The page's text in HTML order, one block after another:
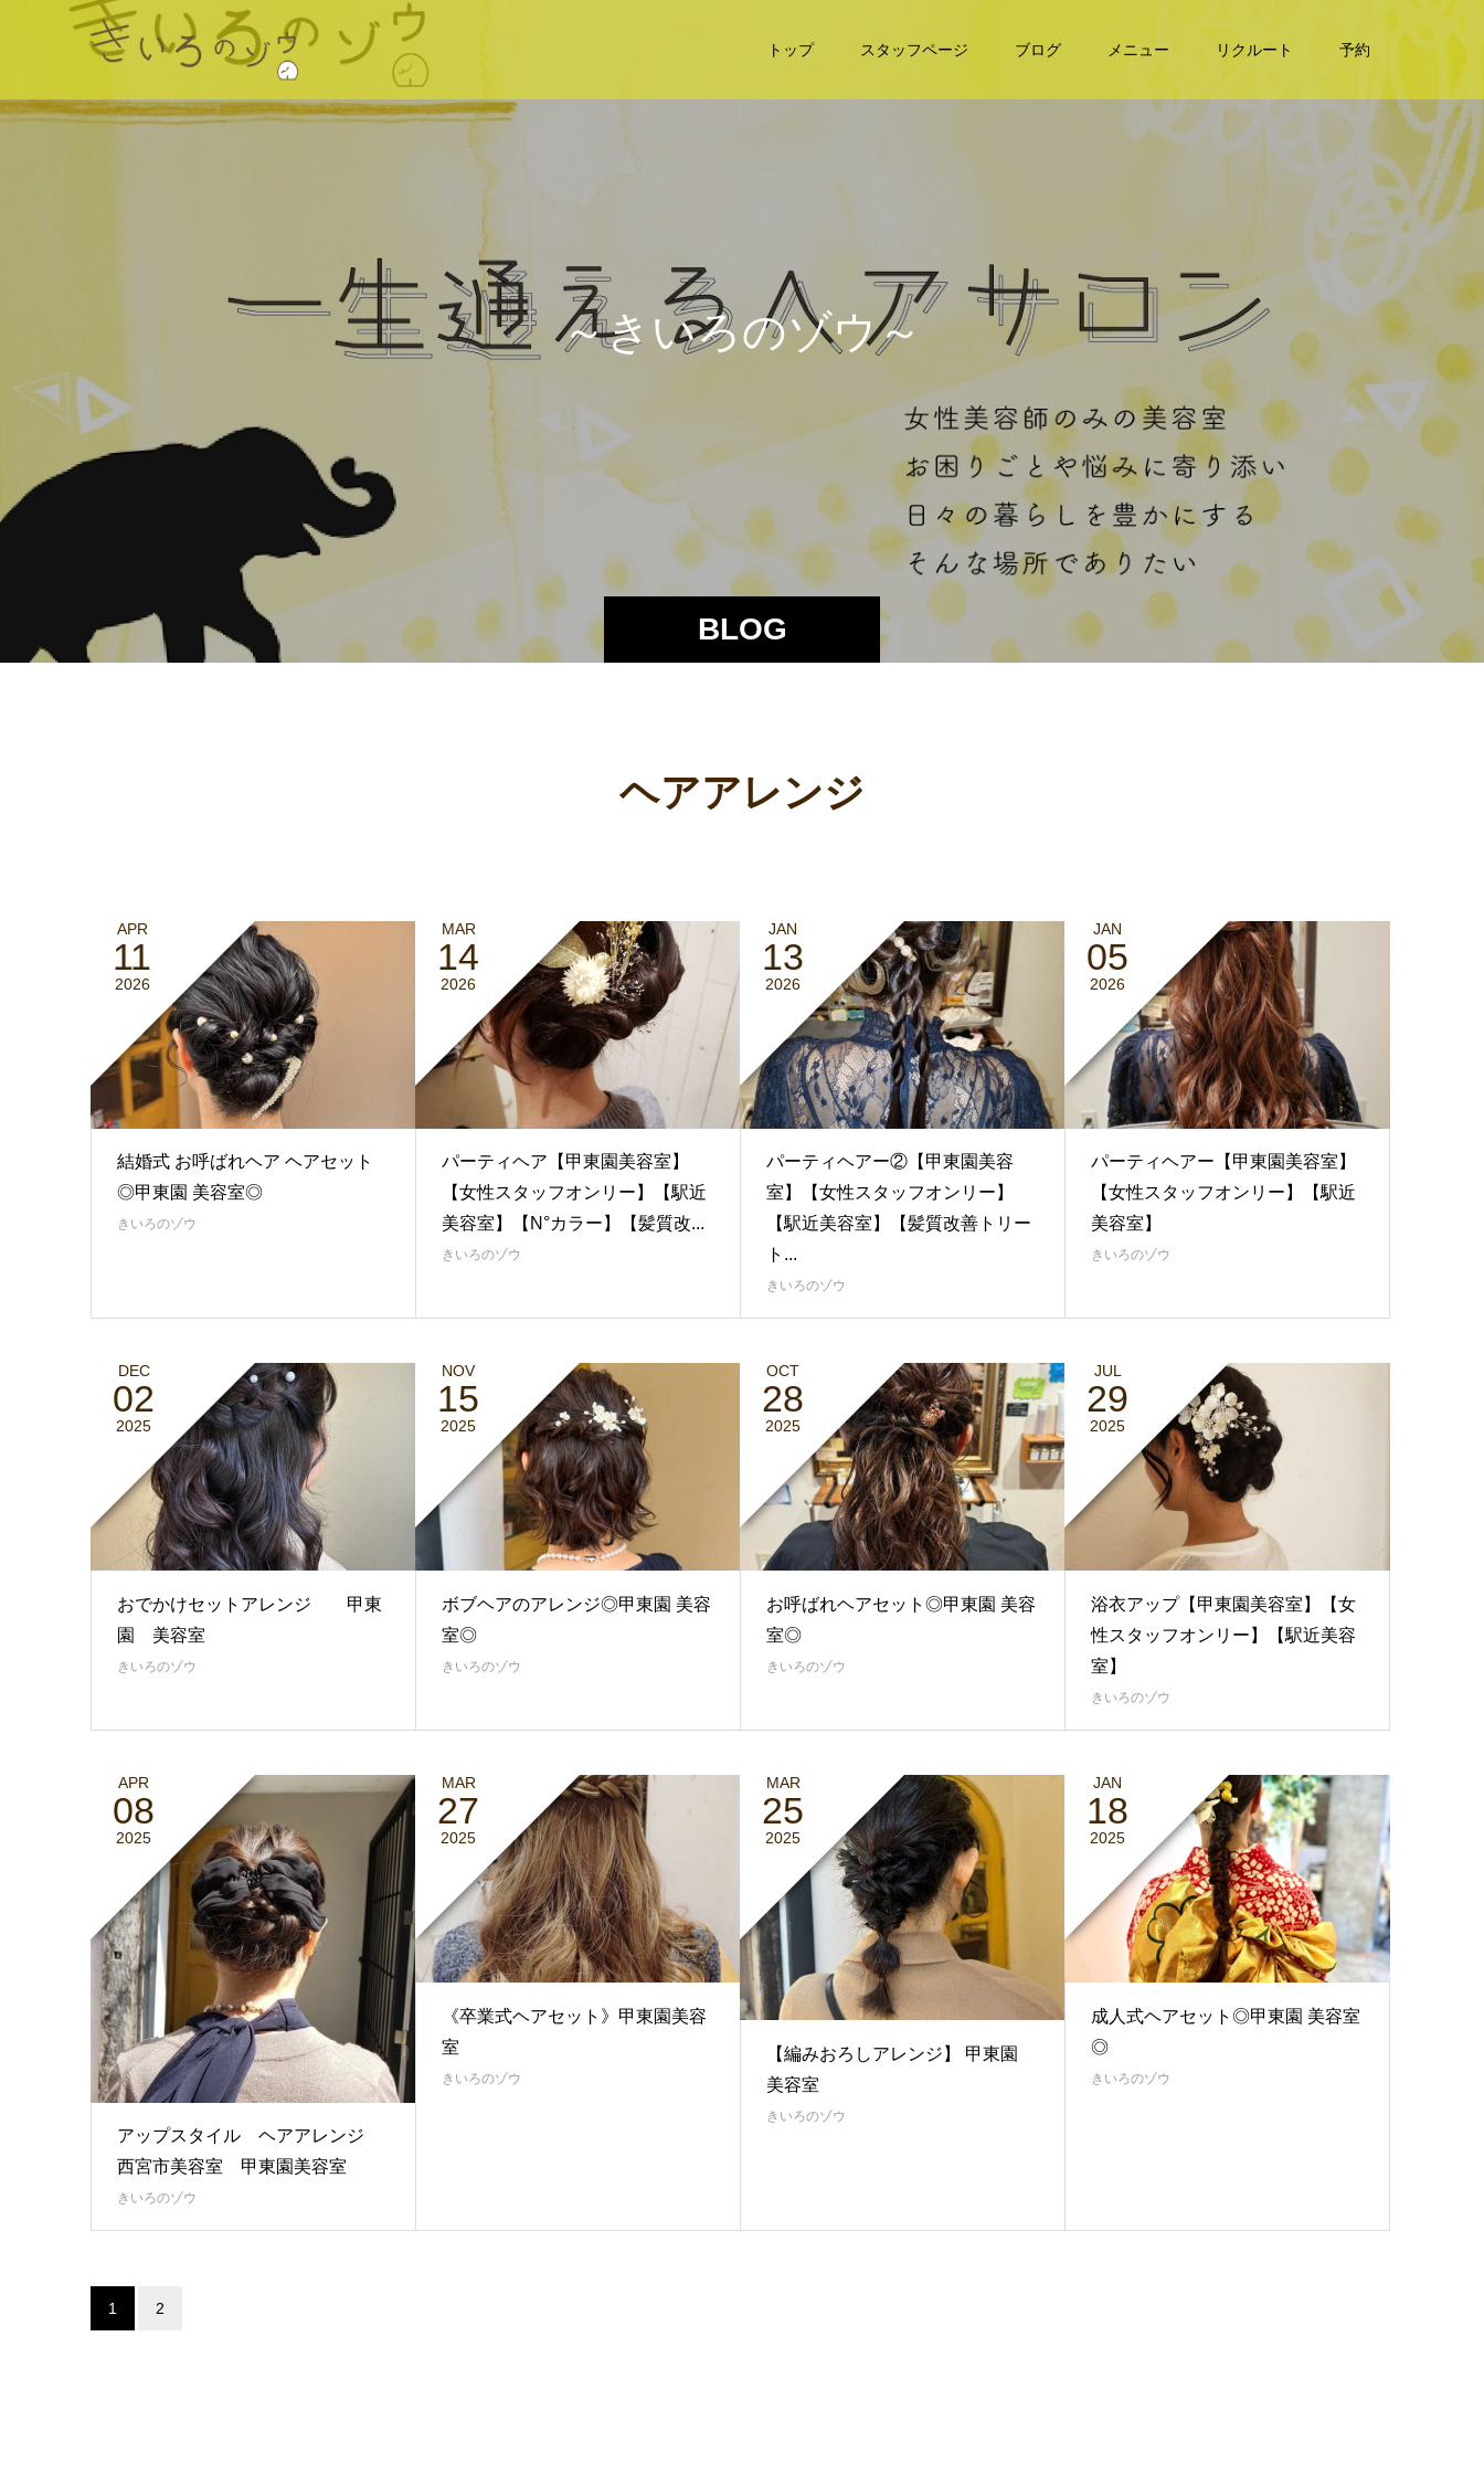
トップ スタッフページ ブログ メニュー リクルート 予約
BLOG
～き いろのゾウ～
ヘアアレンジ
APR
11
2026
結婚式 お呼ばれヘア ヘアセット
◎甲東園 美容室◎
きいろのゾウ
MAR
14
2026
パーティヘア【甲東園美容室】
【女性スタッフオンリー】【駅近
美容室】【N°カラー】【髪質改...
きいろのゾウ
JAN
13
2026
パーティヘアー②【甲東園美容
室】【女性スタッフオンリー】
【駅近美容室】【髪質改善トリー
ト...
きいろのゾウ
JAN
05
2026
パーティヘアー【甲東園美容室】
【女性スタッフオンリー】【駅近
美容室】
きいろのゾウ
DEC
02
2025
おでかけセットアレンジ 甲東
園 美容室
きいろのゾウ
NOV
15
2025
ボブヘアのアレンジ◎甲東園 美容
室◎
きいろのゾウ
OCT
28
2025
お呼ばれヘアセット◎甲東園 美容
室◎
きいろのゾウ
JUL
29
2025
浴衣アップ【甲東園美容室】【女
性スタッフオンリー】【駅近美容
室】
きいろのゾウ
APR
08
2025
アップスタイル ヘアアレンジ
西宮市美容室 甲東園美容室
きいろのゾウ
MAR
27
2025
《卒業式ヘアセット》甲東園美容
室
きいろのゾウ
MAR
25
2025
【編みおろしアレンジ】 甲東園
美容室
きいろのゾウ
JAN
18
2025
成人式ヘアセット◎甲東園 美容室
◎
きいろのゾウ
1 2